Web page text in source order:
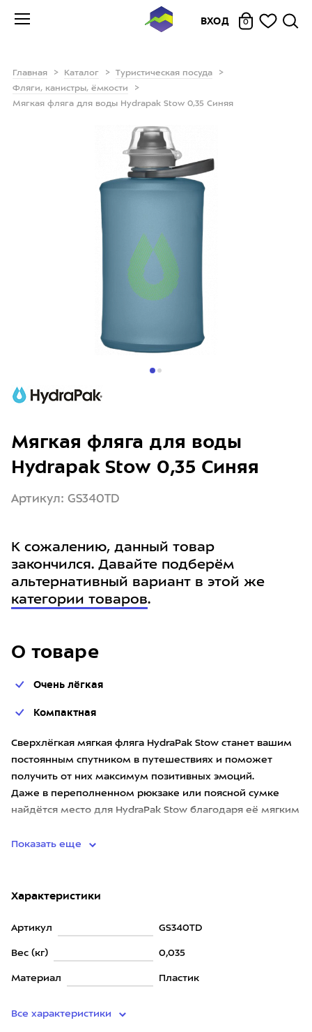
ВХОД 0
Главная Каталог
Туристическая посуда
Фляги, канистры, ёмкости
Мягкая фляга для воды Hydrapak Stow 0,35 Синяя
О товаре
Очень лёгкая
Компактная
Сверхлёгкая мягкая фляга HydraPak Stow станет вашим
постоянным спутником в путешествиях и поможет
получить от них максимум позитивных эмоций.
Даже в переполненном рюкзаке или поясной сумке
найдётся место для HydraPak Stow благодаря её мягким
Показать еще
Характеристики
Артикул GS340TD
Вес (кг) 0,035
Материал Пластик
Все характеристики
Мягкая фляга для воды
Hydrapak Stow 0,35 Синяя
Артикул: GS340TD
К сожалению, данный товар
закончился. Давайте подберём
альтернативный вариант в этой же
категории товаров.